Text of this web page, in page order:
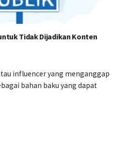
Tidak Dijadikan Konten
influencer yang menganggap
bahan baku yang dapat